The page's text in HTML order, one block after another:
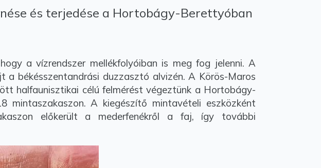
és terjedése a Hortobágy-Berettyóban
a vízrendszer mellékfolyóiban is meg fog jelenni. A
békésszentandrási duzzasztó alvizén. A Körös-Maros
halfaunisztikai célú felmérést végeztünk a Hortobágy-
A kiegészítő mintavételi eszközként
előkerült a mederfenékről a faj, így további